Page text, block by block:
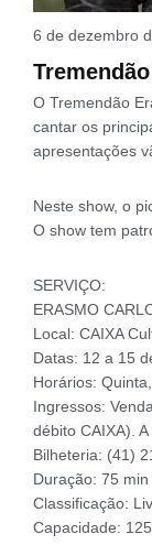
6 de dezembro
O Tremendão
cantar os
apresentações
Neste show, o
O show tem
SERVIÇO:
ERASMO
Local: CAIXA
Datas: 12 a 15
Horários:
Ingressos:
débito CAIXA).
Bilheteria: (41)
Duração: 75 min
Classificação:
Capacidade: